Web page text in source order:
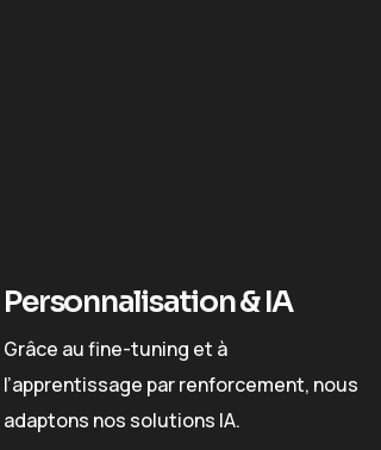
Personnalisation & IA
Grâce au fine-tuning et à
l’apprentissage par renforcement, nous
adaptons nos solutions IA.